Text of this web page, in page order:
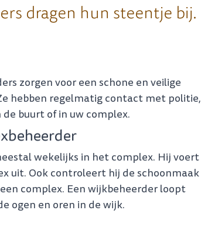
dragen hun steentje bij.
zorgen voor een schone en veilige
hebben regelmatig contact met politie,
buurt of in uw complex.
wekelijks in het complex. Hij voert
uit. Ook controleert hij de schoonmaak
complex. Een wijkbeheerder loopt
ogen en oren in de wijk.